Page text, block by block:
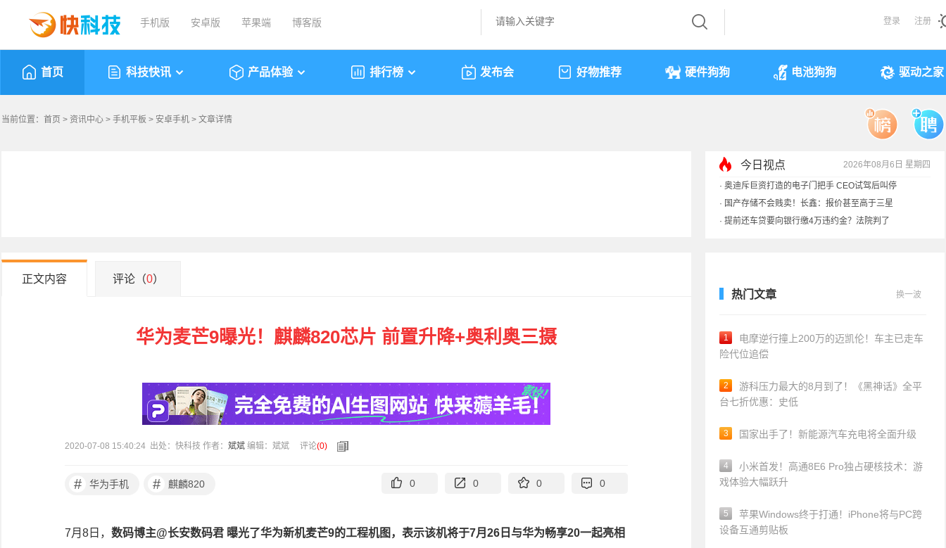
手机版 安卓版 苹果端 博客版 登录 注册
首页 科技快讯 产品体验 排行榜 发布会 好物推荐 硬件狗狗 电池狗狗 驱动之家
当前位置： 首页 > 资讯中心 > 手机平板 > 安卓手机 > 文章详情
今日视点 2026年08月6日 星期四
· 奥迪斥巨资打造的电子门把手 CEO试驾后叫停
· 国产存储不会贱卖！长鑫：报价甚至高于三星
· 提前还车贷要向银行缴4万违约金？法院判了
正文内容 评论（0）
华为麦芒9曝光！麒麟820芯片 前置升降+奥利奥三摄
2020-07-08 15:40:24 出处：快科技 作者： 斌斌 编辑：斌斌 评论(0)
# 华为手机 # 麒麟820 0 0 0 0
7月8日， 数码博主@长安数码君 曝光了华为新机麦芒9的工程机图，表示该机将于7月26日与华为畅享20一起亮相
热门文章 换一波
1
电摩逆行撞上200万的迈凯伦！车主已走车
险代位追偿
2
游科压力最大的8月到了！《黑神话》全平
台七折优惠：史低
3 国家出手了！新能源汽车充电将全面升级
4
小米首发！高通8E6 Pro独占硬核技术：游
戏体验大幅跃升
5
苹果Windows终于打通！iPhone将与PC跨
设备互通剪贴板